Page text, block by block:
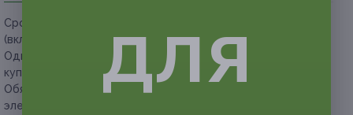
Срок действия купонов:
(включительно)
Один человек может купить неограниченное количество
купонов для себя или в подарок.
Обязательно предъявляйте купон в распечатанном или
электронном виде.
для